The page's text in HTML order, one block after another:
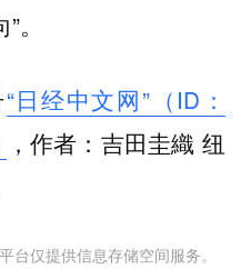
。
“日经中文网”（ID：
，作者：吉田圭織 纽
仅提供信息存储空间服务。